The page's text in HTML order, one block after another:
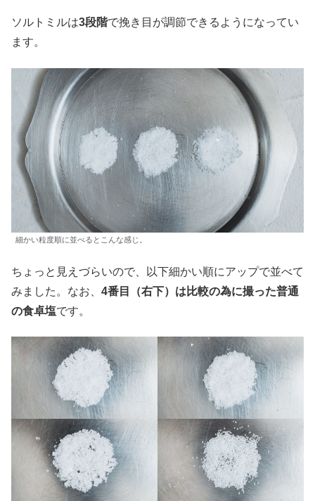
ソルトミルは3段階で挽き目が調節できるようになってい
ます。
細かい粒度順に並べるとこんな感じ。
ちょっと見えづらいので、以下細かい順にアップで並べて
みました。なお、 4番目（右下）は比較の為に撮った普通
の食卓塩です。